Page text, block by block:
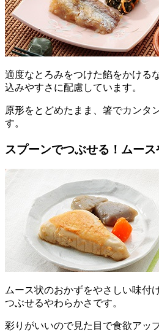
適度なとろみをつけた餡をかける
込みやすさに配慮しています。
原形をとどめたまま、箸でカンタ
す。
スプーンでつぶせる！ムー
ムース状のおかずをやさしい味付
つぶせるやわらかさです。
彩りがいいので見た目で食欲アッ